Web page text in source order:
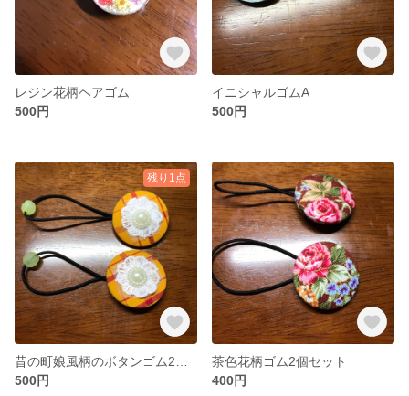
レジン花柄ヘアゴム
500円
イニシャルゴムA
500円
残り1点
500円
茶色花柄ゴム2個セット
400円